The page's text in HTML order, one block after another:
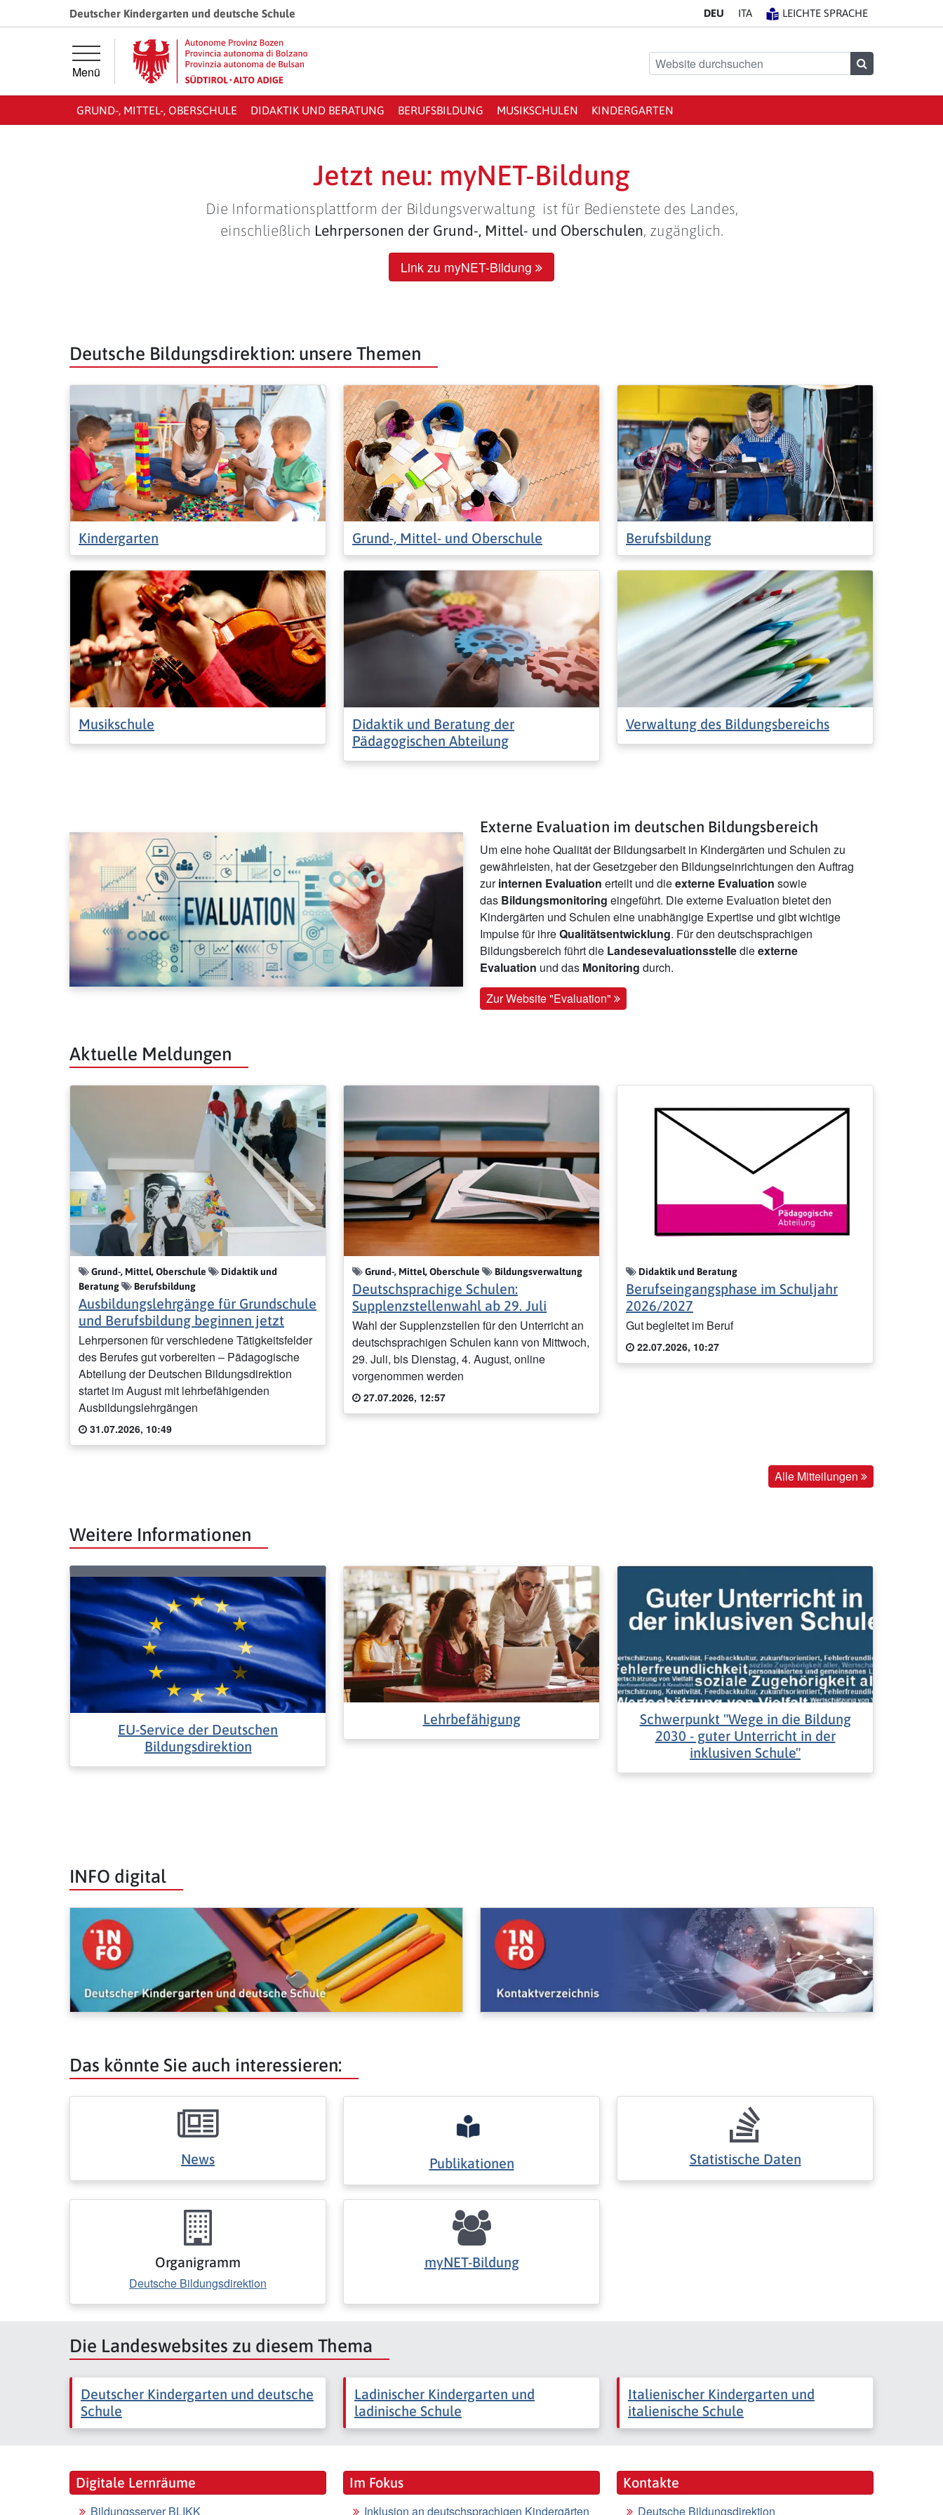
Springe direkt zur Hauptnavigation
Springe direkt zum InhaltDeutscher Kindergarten und deutsche Schule DEU ITA LEICHTE SPRACHE
Menü
Website durchsuchen
GRUND-, MITTEL-, OBERSCHULE DIDAKTIK UND BERATUNG BERUFSBILDUNG MUSIKSCHULEN KINDERGARTEN
Jetzt neu: myNET-Bildung
Die Informationsplattform der Bildungsverwaltung ist für Bedienstete des Landes,
einschließlich Lehrpersonen der Grund-, Mittel- und Oberschulen, zugänglich.
Link zu myNET-Bildung
Deutsche Bildungsdirektion: unsere Themen
Kindergarten Grund-, Mittel- und Oberschule Berufsbildung
Musikschule
Didaktik und Beratung der
Pädagogischen Abteilung
Verwaltung des Bildungsbereichs
Externe Evaluation im deutschen Bildungsbereich
Um eine hohe Qualität der Bildungsarbeit in Kindergärten und Schulen zu
gewährleisten, hat der Gesetzgeber den Bildungseinrichtungen den Auftrag
zurinternen Evaluation erteilt und dieexterne Evaluation sowie
das Bildungsmonitoring eingeführt. Die externe Evaluation bietet den
Kindergärten und Schulen eine unabhängige Expertise und gibt wichtige
Impulse für ihreQualitätsentwicklung. Für den deutschsprachigen
Bildungsbereich führt die Landesevaluationsstelledieexterne
Evaluation und das Monitoring durch.
Zur Website "Evaluation"
Aktuelle Meldungen
Grund-, Mittel, Oberschule
Didaktik und
Beratung
Berufsbildung
Ausbildungslehrgänge für Grundschule
und Berufsbildung beginnen jetzt
Lehrpersonen für verschiedene Tätigkeitsfelder
des Berufes gut vorbereiten – Pädagogische
Abteilung der Deutschen Bildungsdirektion
startet im August mit lehrbefähigenden
Ausbildungslehrgängen
31.07.2026, 10:49
Grund-, Mittel, Oberschule Bildungsverwaltung
Deutschsprachige Schulen:
Supplenzstellenwahl ab 29. Juli
Wahl der Supplenzstellen für den Unterricht an
deutschsprachigen Schulen kann von Mittwoch,
29. Juli, bis Dienstag, 4. August, online
vorgenommen werden
27.07.2026, 12:57
Didaktik und Beratung
Berufseingangsphase im Schuljahr
2026/2027
Gut begleitet im Beruf
22.07.2026, 10:27
Alle Mitteilungen
Weitere Informationen
EU-Service der Deutschen
Bildungsdirektion
Lehrbefähigung
Schwerpunkt "Wege in die Bildung
2030 - guter Unterricht in der
inklusiven Schule"
INFO digital
Das könnte Sie auch interessieren:
News Publikationen Statistische Daten
Organigramm
Deutsche Bildungsdirektion
myNET-Bildung
Die Landeswebsites zu diesem Thema
Deutscher Kindergarten und deutsche
Schule
Ladinischer Kindergarten und
ladinische Schule
Italienischer Kindergarten und
italienische Schule
Digitale Lernräume
Bildungsserver BLIKK
Im Fokus
Inklusion an deutschsprachigen Kindergärten
Kontakte
Deutsche Bildungsdirektion